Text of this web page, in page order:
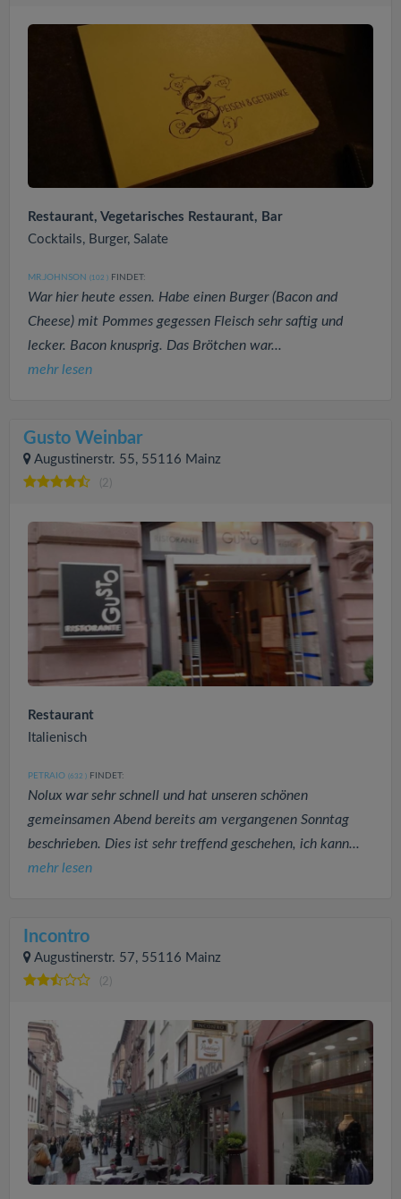
Restaurant, Vegetarisches Restaurant, Bar
Cocktails, Burger, Salate
MR.JOHNSON (102 ) FINDET:
War hier heute essen. Habe einen Burger (Bacon and
Cheese) mit Pommes gegessen Fleisch sehr saftig und
lecker. Bacon knusprig. Das Brötchen war...
mehr lesen
Gusto Weinbar
Augustinerstr. 55, 55116 Mainz
(2)
Restaurant
Italienisch
PETRAIO (632 ) FINDET:
Nolux war sehr schnell und hat unseren schönen
gemeinsamen Abend bereits am vergangenen Sonntag
beschrieben. Dies ist sehr treffend geschehen, ich kann...
mehr lesen
Incontro
Augustinerstr. 57, 55116 Mainz
(2)